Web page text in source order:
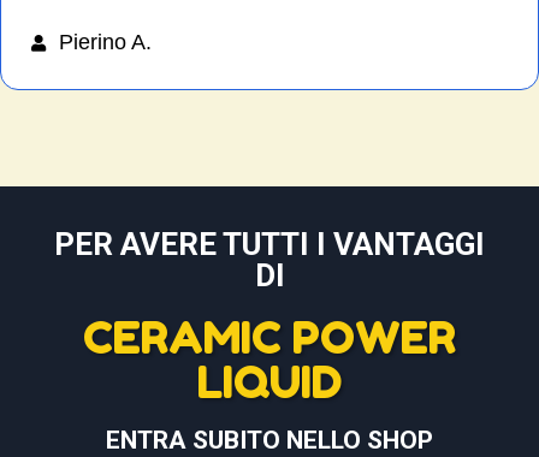
Pierino A.
PER AVERE TUTTI I VANTAGGI
DI
CERAMIC POWER
LIQUID
ENTRA SUBITO NELLO SHOP